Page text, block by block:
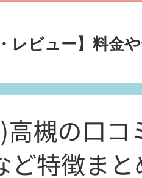
レビュー】料金